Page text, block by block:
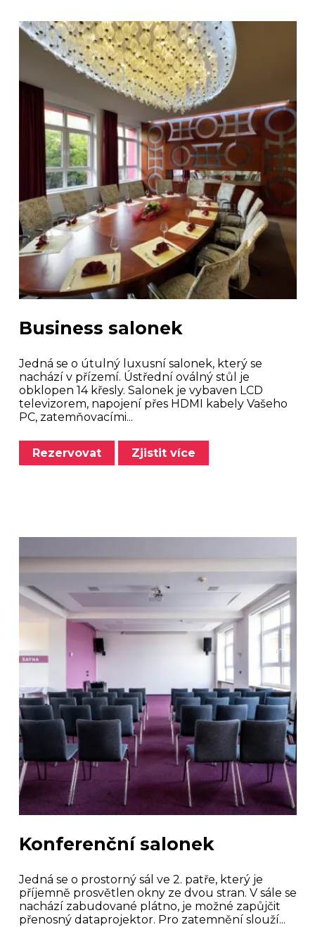
Business salonek
Jedná se o útulný luxusní salonek, který se
nachází v přízemí. Ústřední oválný stůl je
obklopen 14 křesly. Salonek je vybaven LCD
televizorem, napojení přes HDMI kabely Vašeho
PC, zatemňovacími...
Rezervovat Zjistit více
Konferenční salonek
Jedná se o prostorný sál ve 2. patře, který je
příjemně prosvětlen okny ze dvou stran. V sále se
nachází zabudované plátno, je možné zapůjčit
přenosný dataprojektor. Pro zatemnění slouží...